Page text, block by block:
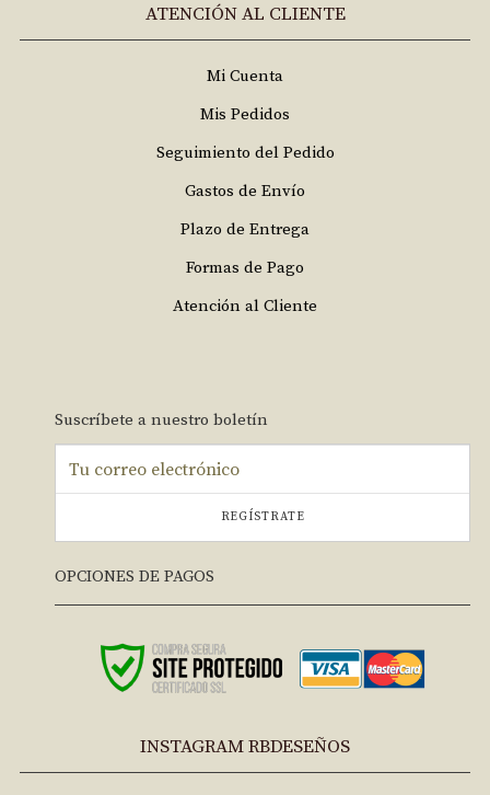
ATENCIÓN AL CLIENTE
Mi Cuenta
Mis Pedidos
Seguimiento del Pedido
Gastos de Envío
Plazo de Entrega
Formas de Pago
Atención al Cliente
Suscríbete a nuestro boletín
REGÍSTRATE
OPCIONES DE PAGOS
INSTAGRAM RBDESEÑOS